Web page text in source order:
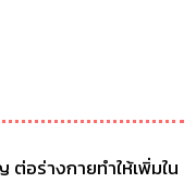
อร่างกายทำให้เพิ่มใน